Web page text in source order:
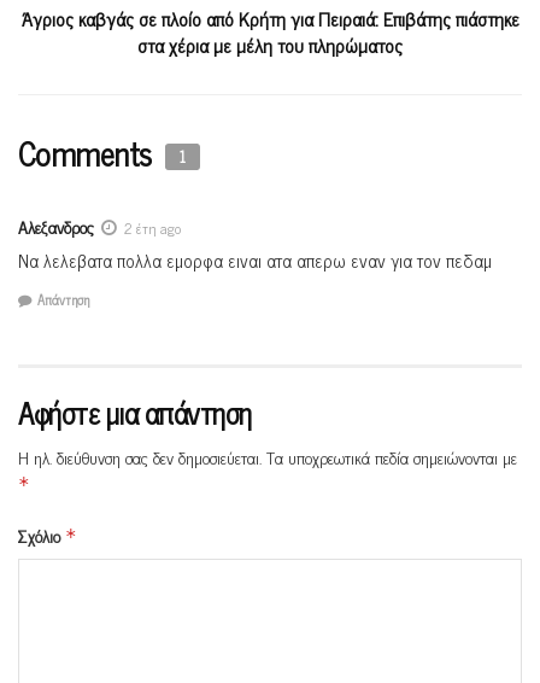
Άγριος καβγάς σε πλοίο από Κρήτη για Πειραιά: Επιβάτης πιάστηκε
στα χέρια με μέλη του πληρώματος
Comments 1
Αλεξανδρος 2 έτη ago
Να λελεβατα πολλα εμορφα ειναι ατα απερω εναν για τον πεδαμ
Απάντηση
Αφήστε μια απάντηση
Η ηλ. διεύθυνση σας δεν δημοσιεύεται.Τα υποχρεωτικά πεδία σημειώνονται με
*
Σχόλιο *